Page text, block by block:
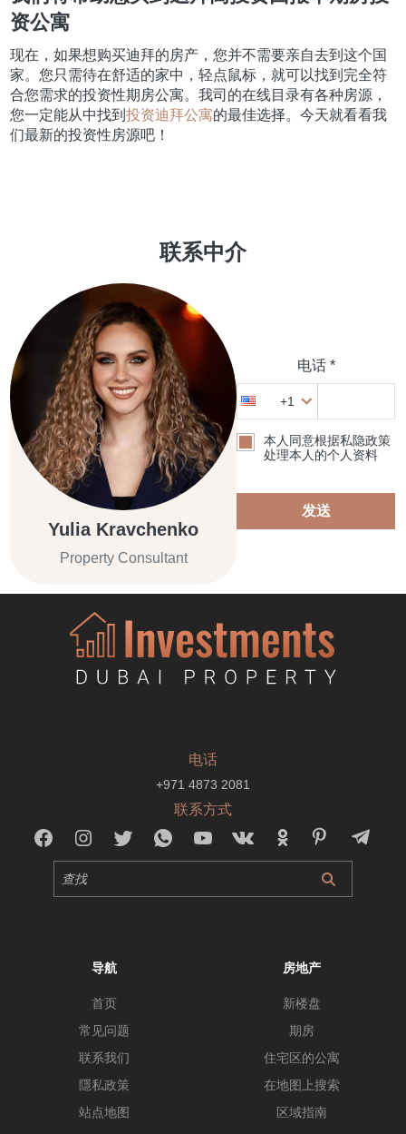
资公寓
现在，如果想购买迪拜的房产，您并不需要亲自去到这个国
家。您只需待在舒适的家中，轻点鼠标，就可以找到完全符
合您需求的投资性期房公寓。我司的在线目录有各种房源，
您一定能从中找到投资迪拜公寓的最佳选择。今天就看看我
们最新的投资性房源吧！
联系中介
Yulia Kravchenko
Property Consultant
电话 *
+1
本人同意根据私隐政策
处理本人的个人资料
发送
电话
+971 4873 2081
联系方式
导航
首页
常见问题
联系我们
隱私政策
站点地图
房地产
新楼盘
期房
住宅区的公寓
在地图上搜索
区域指南